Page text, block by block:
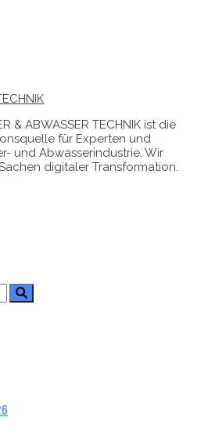
& ABWASSER TECHNIK ist die
für Experten und
und Abwasserindustrie. Wir
digitaler Transformation.